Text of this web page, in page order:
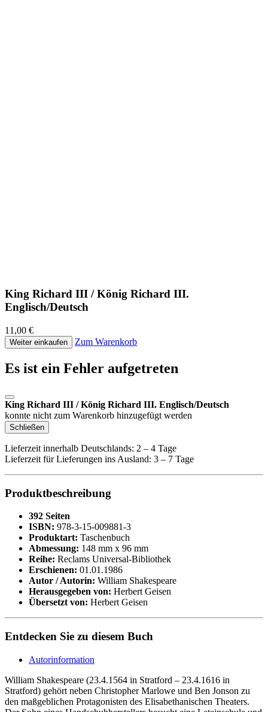
King Richard III / König Richard III.
Englisch/Deutsch
11,00 €
Weiter einkaufen Zum Warenkorb
Es ist ein Fehler aufgetreten
King Richard III / König Richard III. Englisch/Deutsch
konnte nicht zum Warenkorb hinzugefügt werden
Schließen
Lieferzeit innerhalb Deutschlands: 2 – 4 Tage
Lieferzeit für Lieferungen ins Ausland: 3 – 7 Tage
Produktbeschreibung
392 Seiten
ISBN: 978-3-15-009881-3
Produktart: Taschenbuch
Abmessung: 148 mm x 96 mm
Reihe: Reclams Universal-Bibliothek
Erschienen: 01.01.1986
Autor / Autorin: William Shakespeare
Herausgegeben von: Herbert Geisen
Übersetzt von: Herbert Geisen
Entdecken Sie zu diesem Buch
Autorinformation
William Shakespeare (23.4.1564 in Stratford – 23.4.1616 in
Stratford) gehört neben Christopher Marlowe und Ben Jonson zu
den maßgeblichen Protagonisten des Elisabethanischen Theaters.